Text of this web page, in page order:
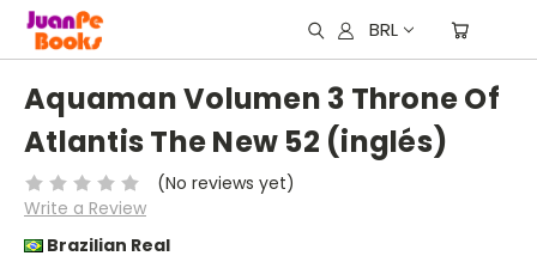
BRL
Aquaman Volumen 3 Throne Of
Atlantis The New 52 (inglés)
(No reviews yet)
Write a Review
Brazilian Real